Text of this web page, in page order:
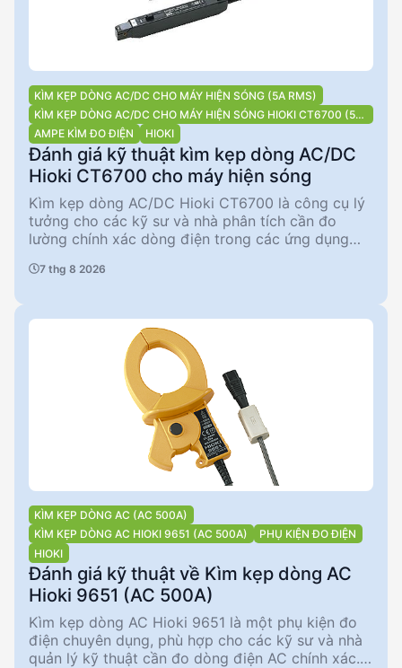
KÌM KẸP DÒNG AC/DC CHO MÁY HIỆN SÓNG (5A RMS)
KÌM KẸP DÒNG AC/DC CHO MÁY HIỆN SÓNG HIOKI CT6700 (5A
RMS)
AMPE KÌM ĐO ĐIỆN HIOKI
Đánh giá kỹ thuật kìm kẹp dòng AC/DC
Hioki CT6700 cho máy hiện sóng
Kìm kẹp dòng AC/DC Hioki CT6700 là công cụ lý
tưởng cho các kỹ sư và nhà phân tích cần đo
lường chính xác dòng điện trong các ứng dụng
từ DC đến 50 MHz và độ chính xác cao, sản phẩm
là một hạn chế trong một số ứng dụng yêu cầu
7 thg 8 2026
KÌM KẸP DÒNG AC (AC 500A)
KÌM KẸP DÒNG AC HIOKI 9651 (AC 500A)
PHỤ KIỆN ĐO ĐIỆN
HIOKI
Đánh giá kỹ thuật về Kìm kẹp dòng AC
Hioki 9651 (AC 500A)
Kìm kẹp dòng AC Hioki 9651 là một phụ kiện đo
điện chuyên dụng, phù hợp cho các kỹ sư và nhà
quản lý kỹ thuật cần đo dòng điện AC chính xác.